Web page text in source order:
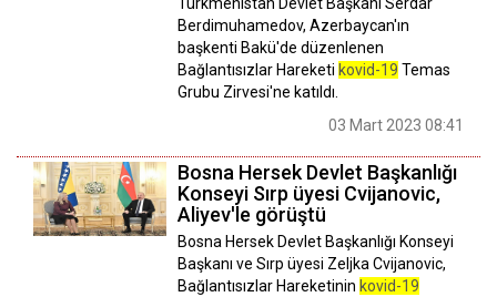
Berdimuhamedov, Azerbaycan'ın
başkenti Bakü'de düzenlenen
Bağlantısızlar Hareketi kovid-19 Temas
Grubu Zirvesi'ne katıldı.
03 Mart 2023 08:41
Bosna Hersek Devlet Başkanlığı
Konseyi Sırp üyesi Cvijanovic,
Aliyev'le görüştü
Bosna Hersek Devlet Başkanlığı Konseyi
Başkanı ve Sırp üyesi Zeljka Cvijanovic,
Bağlantısızlar Hareketinin kovid-19